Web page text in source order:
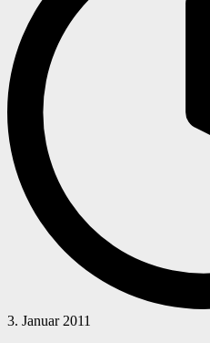
3. Januar 2011